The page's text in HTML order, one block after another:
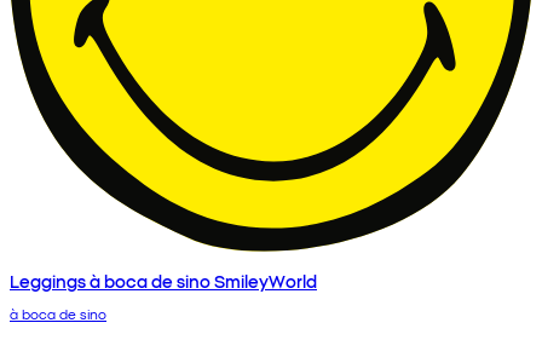
Leggings à boca de sino SmileyWorld
à boca de sino